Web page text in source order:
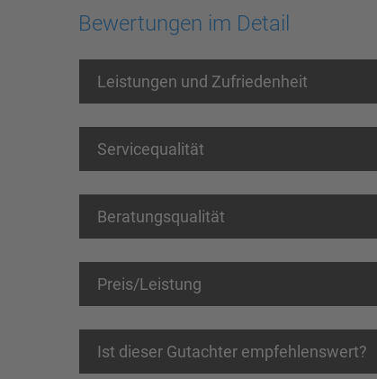
Bewertungen im Detail
Leistungen und Zufriedenheit
Servicequalität
Beratungsqualität
Preis/Leistung
Ist dieser Gutachter empfehlenswert?